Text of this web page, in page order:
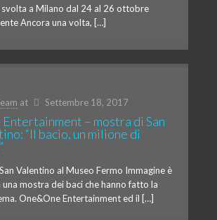
svolta a Milano dal 24 al 26 ottobre
Ancora una volta, […]
at Settembre 18, 2017
– mostra di San
“Il bacio, un milione di
Valentino al Museo Fermo Immagine è
mostra dei baci che hanno fatto la
One&One Entertainment ed il […]